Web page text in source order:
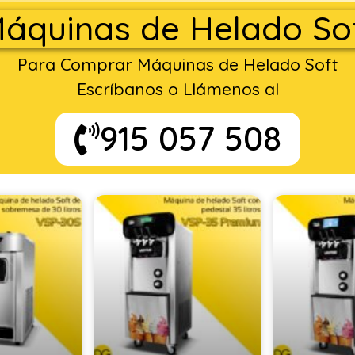
de Helado
Para Comprar Máquinas de Helado Soft
Escríbanos o Llámenos al
915 057 508